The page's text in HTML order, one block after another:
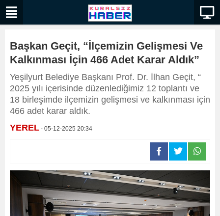
Başkan Geçit, “İlçemizin Gelişmesi Ve
Kalkınması İçin 466 Adet Karar Aldık”
Yeşilyurt Belediye Başkanı Prof. Dr. İlhan Geçit, “
2025 yılı içerisinde düzenlediğimiz 12 toplantı ve
18 birleşimde ilçemizin gelişmesi ve kalkınması için
466 adet karar aldık.
YEREL - 05-12-2025 20:34